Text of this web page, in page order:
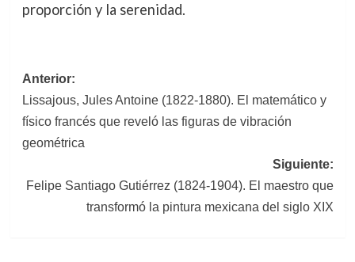
proporción y la serenidad.
Navegación
de
entradas
Anterior:
Lissajous, Jules Antoine (1822-1880). El matemático y
físico francés que reveló las figuras de vibración
geométrica
Siguiente:
Felipe Santiago Gutiérrez (1824-1904). El maestro que
transformó la pintura mexicana del siglo XIX